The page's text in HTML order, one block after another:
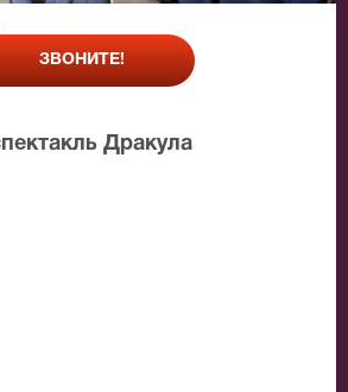
ЗВОНИТЕ!
Дракула